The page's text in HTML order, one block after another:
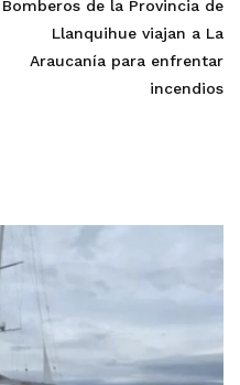
Bomberos de la Provincia de
Llanquihue viajan a La
Araucanía para enfrentar
incendios